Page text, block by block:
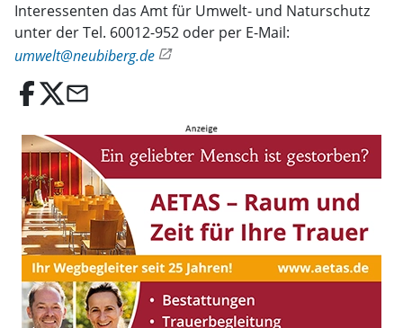
Interessenten das Amt für Umwelt- und Naturschutz
unter der Tel. 60012-952 oder per E-Mail:
umwelt@neubiberg.de
email